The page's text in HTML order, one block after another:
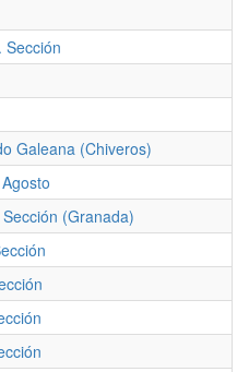
Sección
Galeana (Chiveros)
(Granada)